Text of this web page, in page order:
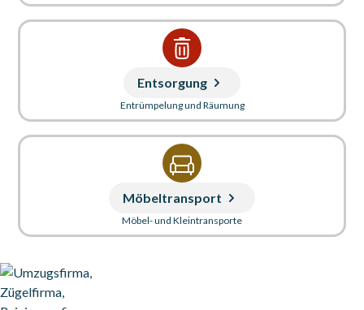
Entsorgung
Entrümpelung und Räumung
Möbeltransport
Möbel- und Kleintransporte